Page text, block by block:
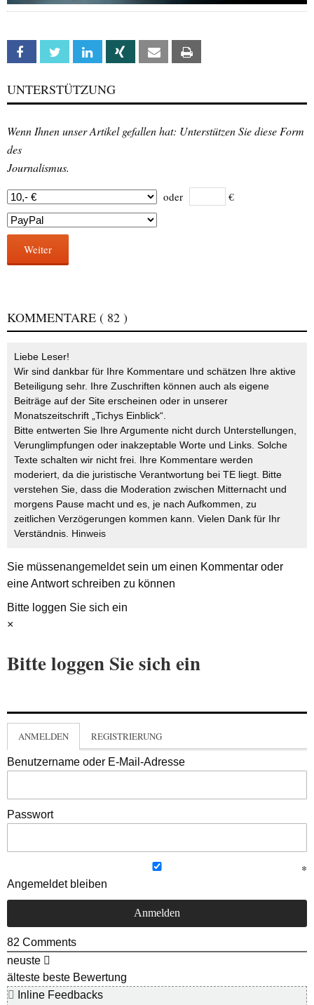
Facebook Twitter Linkedin Xing Email
UNTERSTÜTZUNG
Wenn Ihnen unser Artikel gefallen hat: Unterstützen Sie diese Form
des
Journalismus.
oder €
Weiter
KOMMENTARE ( 82 )
Liebe Leser!
Wir sind dankbar für Ihre Kommentare und schätzen Ihre aktive
Beteiligung sehr. Ihre Zuschriften können auch als eigene
Beiträge auf der Site erscheinen oder in unserer
Monatszeitschrift „Tichys Einblick“.
Bitte entwerten Sie Ihre Argumente nicht durch Unterstellungen,
Verunglimpfungen oder inakzeptable Worte und Links. Solche
Texte schalten wir nicht frei. Ihre Kommentare werden
moderiert, da die juristische Verantwortung bei TE liegt. Bitte
verstehen Sie, dass die Moderation zwischen Mitternacht und
morgens Pause macht und es, je nach Aufkommen, zu
zeitlichen Verzögerungen kommen kann. Vielen Dank für Ihr
Verständnis. Hinweis
Sie müssenangemeldetsein um einen Kommentar oder
eine Antwort schreiben zu können
Bitte loggen Sie sich ein
×
Bitte loggen Sie sich ein
ANMELDEN REGISTRIERUNG
Benutzername oder E-Mail-Adresse
Passwort
Angemeldet bleiben
82 Comments
neuste
älteste beste Bewertung
Inline Feedbacks